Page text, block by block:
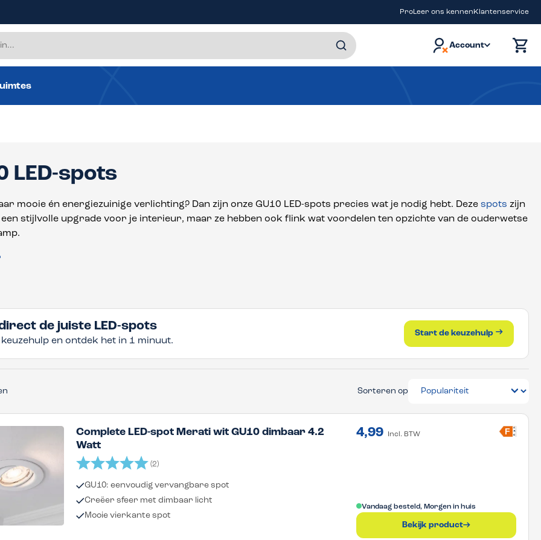
ProLeer ons kennen Klantenservice
Account
LED-spots
mooie én energiezuinige verlichting? Dan zijn onze GU10 LED-spots precies wat je nodig hebt. Deze spots zijn
een stijlvolle upgrade voor je interieur, maar ze hebben ook flink wat voordelen ten opzichte van de ouderwetse
de juiste LED-spots
keuzehulp en ontdek het in 1 minuut. Start de keuzehulp
Start de keuzehulp
Sorteren op
Complete LED-spot Merati wit GU10 dimbaar 4.2
Watt
Beoordeling: (2)
GU10: eenvoudig vervangbare spot
Creëer sfeer met dimbaar licht
Mooie vierkante spot
4,99 Incl. BTW F A
G
Vandaag besteld, Morgen in huis
Bekijk product